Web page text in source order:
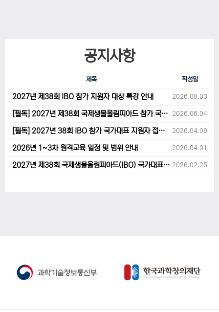
공지사항
제목 작성일
2027년 제38회 IBO 참가 지원자 대상 특강 안내 2026.08.03
[필독] 2027년 제38회 국제생물올림피아드 참가 국가대표 1차후보자 선발고사 범위 및 일정 안내 2026.06.04
[필독] 2027년 38회 IBO 참가 국가대표 지원자 접수 마감 및 원격교육 관련 공지사항 안내입니다. 2026.04.06
2026년 1~3차 원격교육 일정 및 범위 안내 2026.04.01
2027년 제38회 국제생물올림피아드(IBO) 국가대표 후보자 지원 안내 2026.02.25